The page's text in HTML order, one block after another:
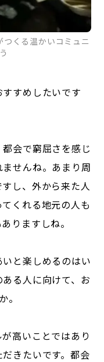
くる温かいコミュニ
すめしたいです
会で窮屈さを感じ
せんね。あまり周
し、外から来た人
くれる地元の人も
りますしね。
と楽しめるのはい
る人に向けて、お
。
高いことではあり
きたいです。都会